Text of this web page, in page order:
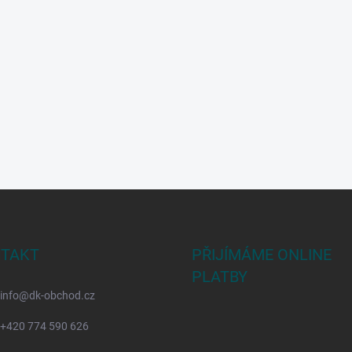
info@dk-obchod.cz
+420 774 590 626
PŘIJÍMÁME ONLINE
PLATBY